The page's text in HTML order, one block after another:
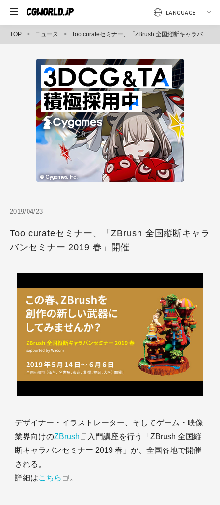
TOP ニュース Too curateセミナー、「ZBrush 全国縦断キャラバンセミナー 2019 春」開催
2019/04/23
Too curateセミナー、「ZBrush 全国縦断キャラ
バンセミナー 2019 春」開催
デザイナー・イラストレーター、そしてゲーム・映像
業界向けのZBrush
入門講座を行う「ZBrush 全国縦
断キャラバンセミナー 2019 春」が、全国各地で開催
される。
詳細はこちら 。